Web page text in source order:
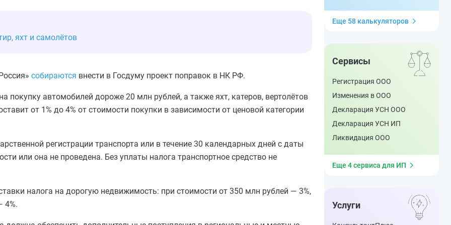
яхт и самолётов
собираются внести в Госдуму проект поправок в НК РФ.
покупку автомобилей дороже 20 млн рублей, а также яхт, катеров, вертолётов
от 1% до 4% от стоимости покупки в зависимости от ценовой категории
регистрации транспорта или в течение 30 календарных дней с даты
или она не проведена. Без уплаты налога транспортное средство не
налога на дорогую недвижимость: при стоимости от 350 млн рублей — 3%,
4%.
Еще 58 калькуляторов
Сервисы
Регистрация ООО
Изменения в ООО
Декларация УСН ООО
Декларация УСН ИП
Ликвидация ООО
Еще 4 сервиса для ИП
Услуги